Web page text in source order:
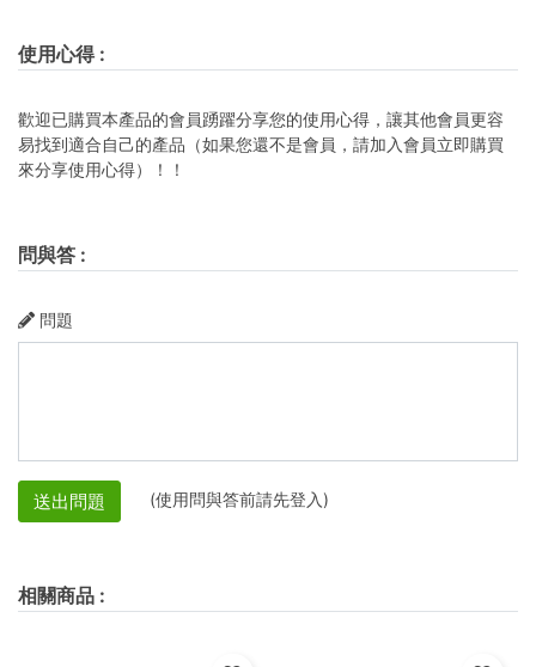
使用心得:
歡迎已購買本產品的會員踴躍分享您的使用心得，讓其他會員更容
易找到適合自己的產品（如果您還不是會員，請加入會員立即購買
來分享使用心得）！！
問與答 :
問題
送出問題 (使用問與答前請先登入)
相關商品 :